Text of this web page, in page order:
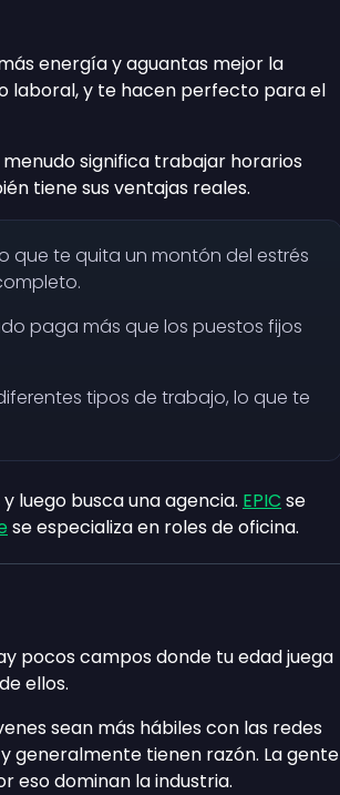
energía y aguantas mejor la
laboral, y te hacen perfecto para el
significa trabajar horarios
tiene sus ventajas reales.
que te quita un montón del estrés
paga más que los puestos fijos
tipos de trabajo, lo que te
luego busca una agencia. EPIC se
se especializa en roles de oficina.
pocos campos donde tu edad juega
ellos.
sean más hábiles con las redes
generalmente tienen razón. La gente
eso dominan la industria.